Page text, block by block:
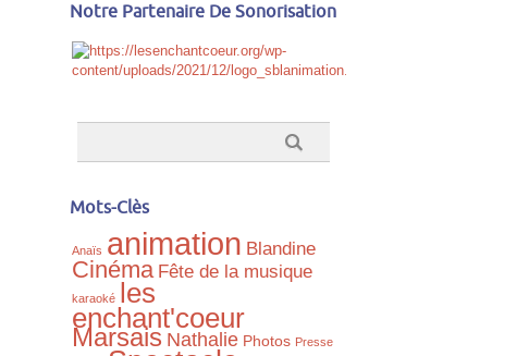
Notre Partenaire De Sonorisation
Mots-Clès
Anaïs animation Blandine
Cinéma Fête de la musique
karaoké les
enchant'coeur
Marsais Nathalie Photos Presse